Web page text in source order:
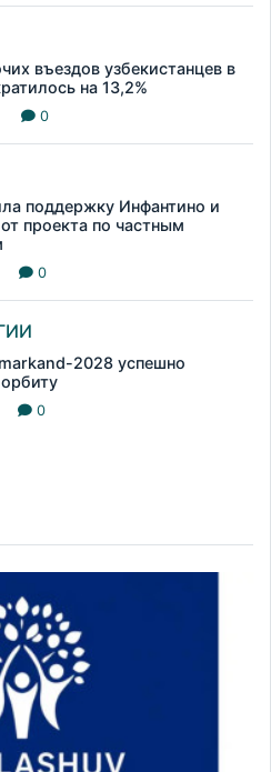
въездов узбекистанцев в
на 13,2%
0
поддержку Инфантино и
проекта по частным
0
2028 успешно
0